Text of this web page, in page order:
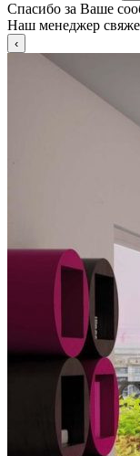
Спасибо за Ваше
Наш менеджер